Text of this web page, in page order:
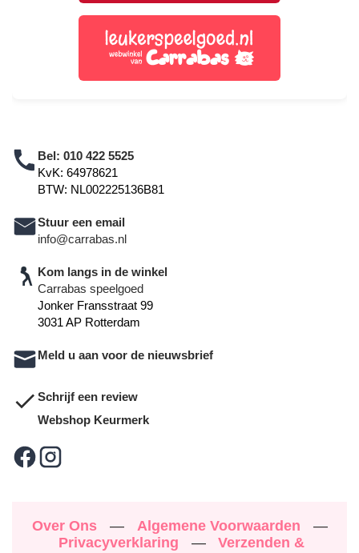
Bel: 010 422 5525
KvK: 64978621
BTW: NL002225136B81
Stuur een email
info@carrabas.nl
Kom langs in de winkel
Carrabas speelgoed
Jonker Fransstraat 99
3031 AP Rotterdam
Meld u aan voor de nieuwsbrief
Schrijf een review
Webshop Keurmerk
Over Ons — Algemene Voorwaarden
—
Privacyverklaring
—
Verzenden &